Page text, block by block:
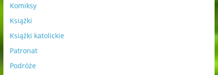
Komiksy
Książki
Książki katolickie
Patronat
Podróże